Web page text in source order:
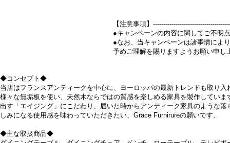
【注意事項】
●キャンペーンの内容に関してご不明
●なお、当キャンペーンは諸事情によ
予めご理解を賜りますようお願い申
◆コンセプト◆
当店はフランスアンティークを中心に、ヨーロッパの最新トレンドも取り
様々な無垢板を使い、天然木ならではの質感を楽しめる家具を製作してい
出す「エイジング」にこだわり、届いた時からアンティーク家具のような
しみになる使用感を味わっていただきたい、Grace Furnirureの願いです。
◆主な取扱商品◆